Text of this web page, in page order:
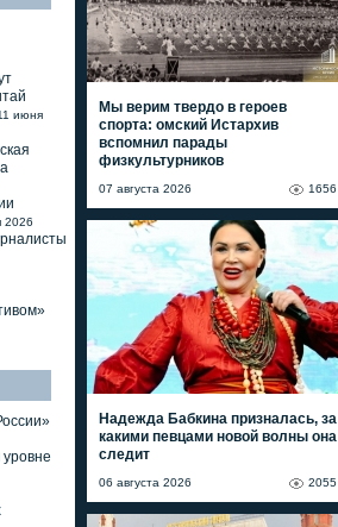
июня
2026
Мы верим твердо в героев
спорта: омский Истархив
вспомнил парады
физкультурников
1656
07 августа 2026
Надежда Бабкина призналась, за
какими певцами новой волны она
следит
2055
06 августа 2026